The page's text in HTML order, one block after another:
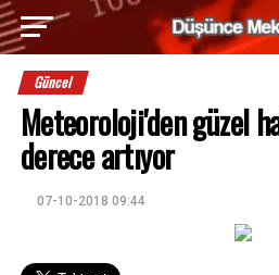
Güncel
Meteoroloji'den güzel
derece artıyor
07-10-2018 09:44